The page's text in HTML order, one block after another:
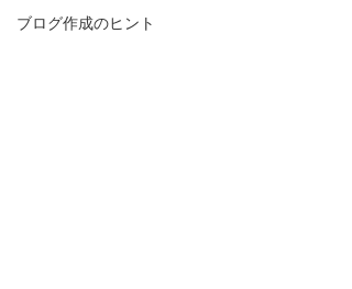
ブログ作成のヒント